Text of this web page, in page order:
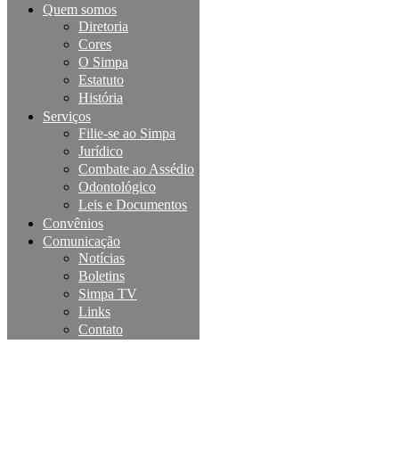
Quem somos
Diretoria
Cores
O Simpa
Estatuto
História
Serviços
Filie-se ao Simpa
Jurídico
Combate ao Assédio
Odontológico
Leis e Documentos
Convênios
Comunicação
Notícias
Boletins
Simpa TV
Links
Contato